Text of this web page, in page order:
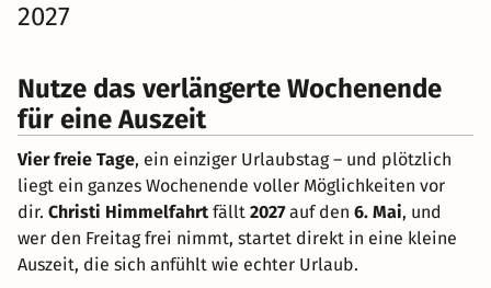
2027
Nutze das verlängerte Wochenende
für eine Auszeit
Vier freie Tage, ein einziger Urlaubstag – und plötzlich
liegt ein ganzes Wochenende voller Möglichkeiten vor
dir. Christi Himmelfahrt fällt 2027auf den 6. Mai, und
wer den Freitag frei nimmt, startet direkt in eine kleine
Auszeit, die sich anfühlt wie echter Urlaub.